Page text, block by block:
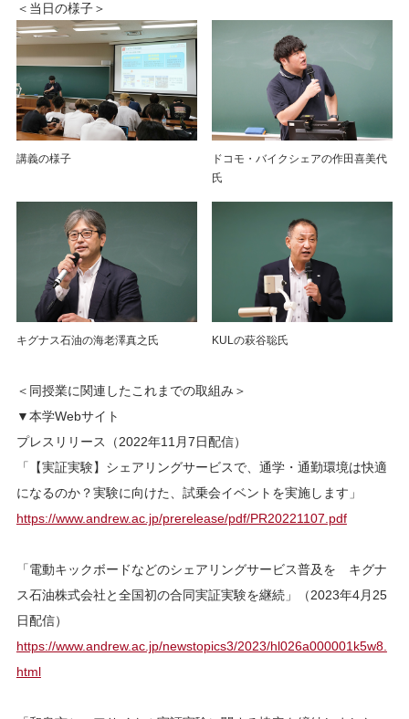
＜当日の様子＞
講義の様子
ドコモ・バイクシェアの作田喜美代
氏
キグナス石油の海老澤真之氏 KULの萩谷聡氏
＜同授業に関連したこれまでの取組み＞
▼本学Webサイト
プレスリリース（2022年11月7日配信）
「【実証実験】シェアリングサービスで、通学・通勤環境は快適
になるのか？実験に向けた、試乗会イベントを実施します」
https://www.andrew.ac.jp/prerelease/pdf/PR20221107.pdf
「電動キックボードなどのシェアリングサービス普及を キグナ
ス石油株式会社と全国初の合同実証実験を継続」（2023年4月25
日配信）
https://www.andrew.ac.jp/newstopics3/2023/hl026a000001k5w8.
html